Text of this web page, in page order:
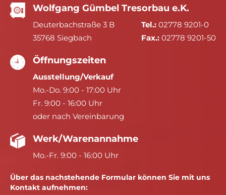
Wolfgang Gümbel Tresorbau e.K.
Deuterbachstraße 3 B
35768 Siegbach
Tel.: 02778 9201-0
Fax.: 02778 9201-50
Öffnungszeiten
Ausstellung/Verkauf
Mo.-Do. 9:00 - 17:00 Uhr
Fr. 9:00 - 16:00 Uhr
oder nach Vereinbarung
Werk/Warenannahme
Mo.-Fr. 9:00 - 16:00 Uhr
Über das nachstehende Formular können Sie mit uns
Kontakt aufnehmen: